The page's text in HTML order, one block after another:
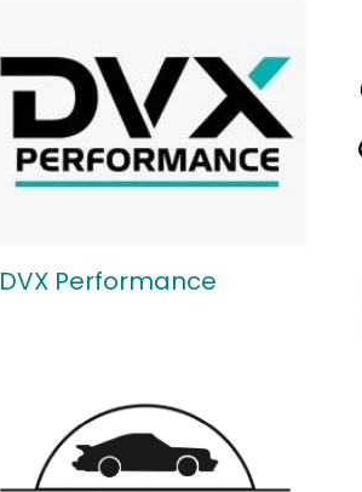
DVX Performance